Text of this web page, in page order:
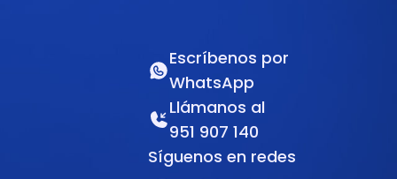
Escríbenos por
WhatsApp
Llámanos al
951 907 140
Síguenos en redes